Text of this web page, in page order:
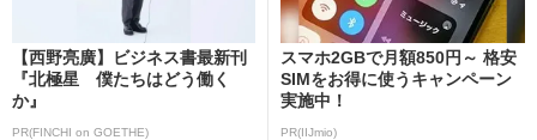
【西野亮廣】ビジネス書最新刊
『北極星 僕たちはどう働く
か』
PR(FINCHI on GOETHE)
スマホ2GBで月額850円～ 格安
SIMをお得に使うキャンペーン
実施中！
PR(IIJmio)